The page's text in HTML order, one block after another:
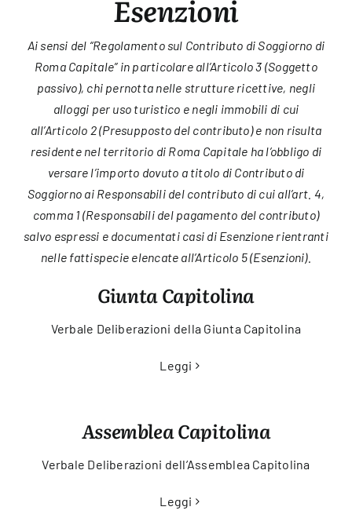
Esenzioni
Ai sensi del “Regolamento sul Contributo di Soggiorno di
Roma Capitale” in particolare all’Articolo 3 (Soggetto
passivo), chi pernotta nelle strutture ricettive, negli
alloggi per uso turistico e negli immobili di cui
all’Articolo 2 (Presupposto del contributo) e non risulta
residente nel territorio di Roma Capitale ha l’obbligo di
versare l’importo dovuto a titolo di Contributo di
Soggiorno ai Responsabili del contributo di cui all’art. 4,
comma 1 (Responsabili del pagamento del contributo)
salvo espressi e documentati casi di Esenzione rientranti
nelle fattispecie elencate all’Articolo 5 (Esenzioni).
Giunta Capitolina
Verbale Deliberazioni della Giunta Capitolina
Leggi
Assemblea Capitolina
Verbale Deliberazioni dell’Assemblea Capitolina
Leggi